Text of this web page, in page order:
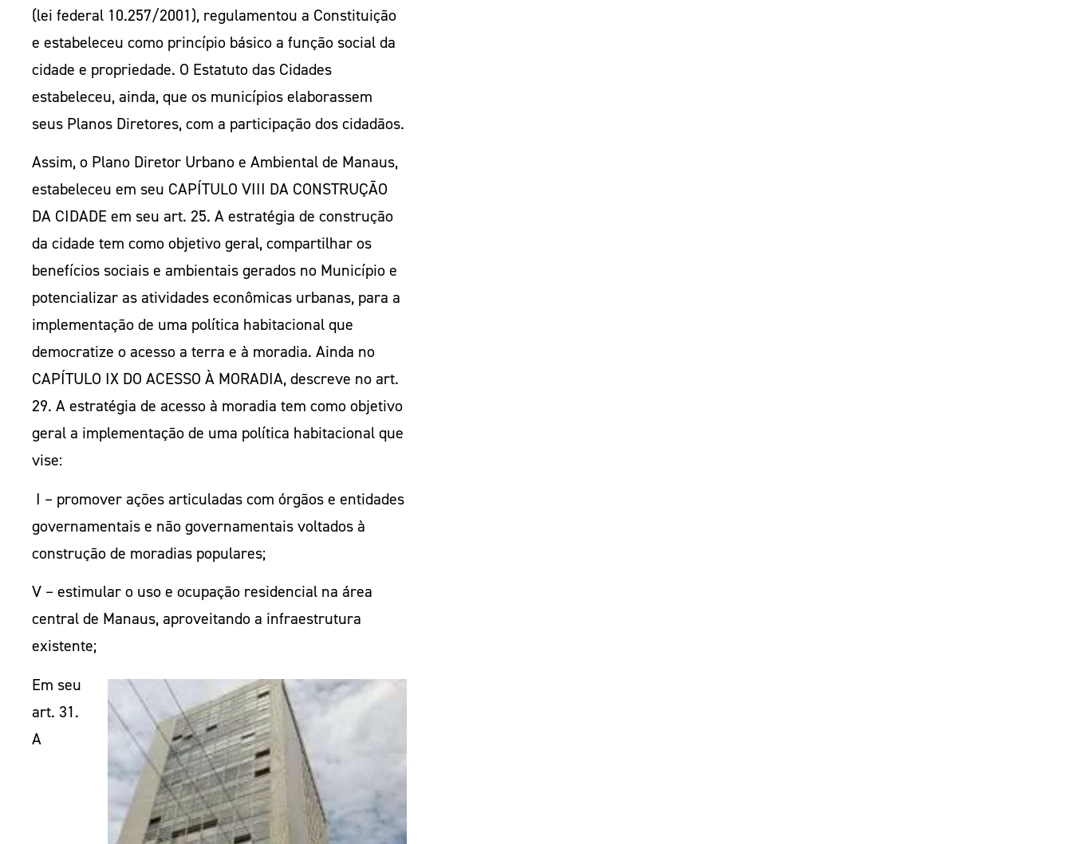
(lei federal 10.257/2001), regulamentou a Constituição
e estabeleceu como princípio básico a função social da
cidade e propriedade. O Estatuto das Cidades
estabeleceu, ainda, que os municípios elaborassem
seus Planos Diretores, com a participação dos cidadãos.
Assim, o Plano Diretor Urbano e Ambiental de Manaus,
estabeleceu em seu CAPÍTULO VIII DA CONSTRUÇÃO
DA CIDADE em seu art. 25. A estratégia de construção
da cidade tem como objetivo geral, compartilhar os
benefícios sociais e ambientais gerados no Município e
potencializar as atividades econômicas urbanas, para a
implementação de uma política habitacional que
democratize o acesso a terra e à moradia. Ainda no
CAPÍTULO IX DO ACESSO À MORADIA, descreve no art.
29. A estratégia de acesso à moradia tem como objetivo
geral a implementação de uma política habitacional que
vise:
I – promover ações articuladas com órgãos e entidades
governamentais e não governamentais voltados à
construção de moradias populares;
V – estimular o uso e ocupação residencial na área
central de Manaus, aproveitando a infraestrutura
existente;
Em seu
art. 31.
A